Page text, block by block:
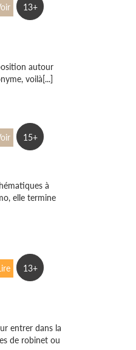
autour
voilà[...]
13+
à
elle termine
15+
entrer dans la
de robinet ou
13+